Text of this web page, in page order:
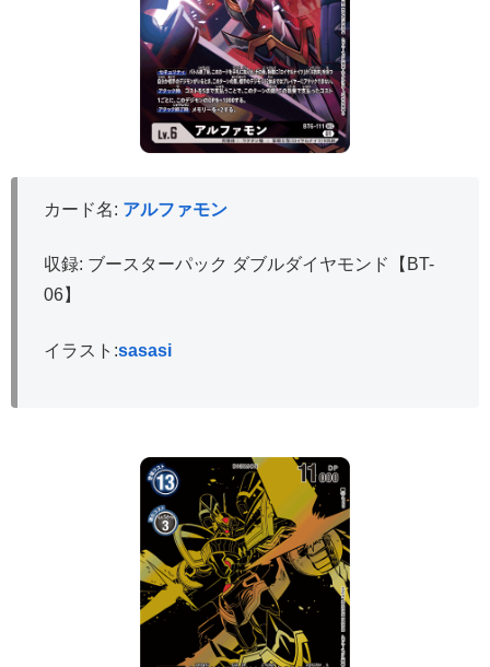
カード名: アルファモン
収録: ブースターパック ダブルダイヤモンド【BT-
06】
イラスト:sasasi